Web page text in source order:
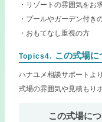
・リゾートの雰囲気をお
・プールやガーデン付き
・おもてなし重視の方
Topics4. この式場に
ハナユメ相談サポートよ
式場の雰囲気や見積もり
この式場に